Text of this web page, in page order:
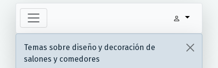
Temas sobre diseño y decoración de
salones y comedores